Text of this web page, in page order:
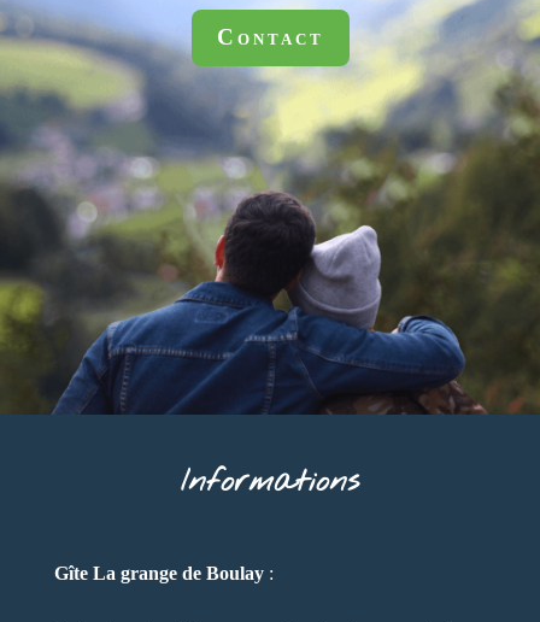
Contact
Informations
Gîte La grange de Boulay: